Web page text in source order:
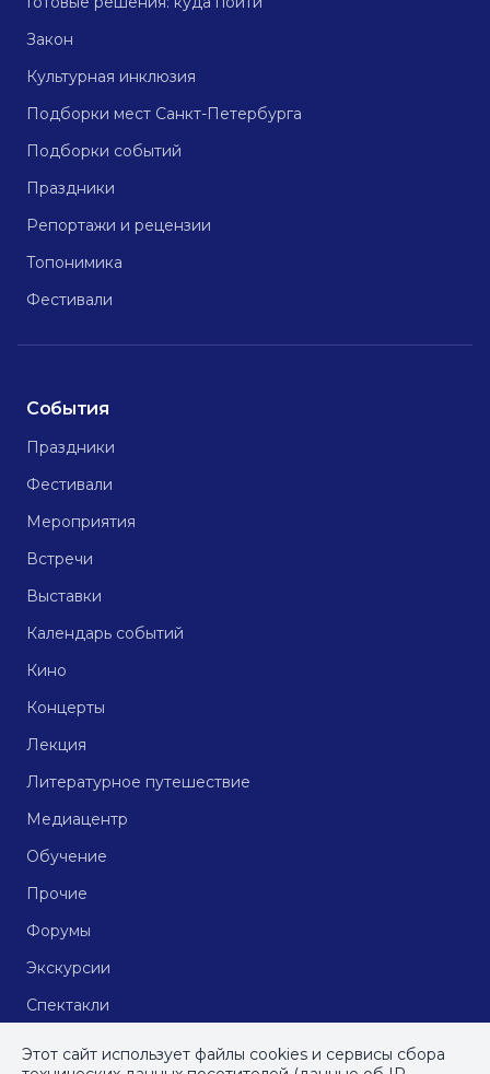
Закон
Культурная инклюзия
Подборки мест Санкт-Петербурга
Подборки событий
Праздники
Репортажи и рецензии
Топонимика
Фестивали
События
Праздники
Фестивали
Мероприятия
Встречи
Выставки
Календарь событий
Кино
Концерты
Лекция
Литературное путешествие
Медиацентр
Обучение
Прочие
Форумы
Экскурсии
Спектакли
Этот сайт использует файлы cookies и сервисы сбора